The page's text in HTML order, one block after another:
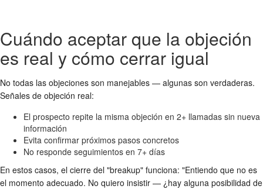
Cuándo aceptar que la objeción
es real y cómo cerrar igual
No todas las objeciones son manejables — algunas son verdaderas.
Señales de objeción real:
El prospecto repite la misma objeción en 2+ llamadas sin nueva
información
Evita confirmar próximos pasos concretos
No responde seguimientos en 7+ días
En estos casos, el cierre del "breakup" funciona: "Entiendo que no es
el momento adecuado. No quiero insistir — ¿hay alguna posibilidad de